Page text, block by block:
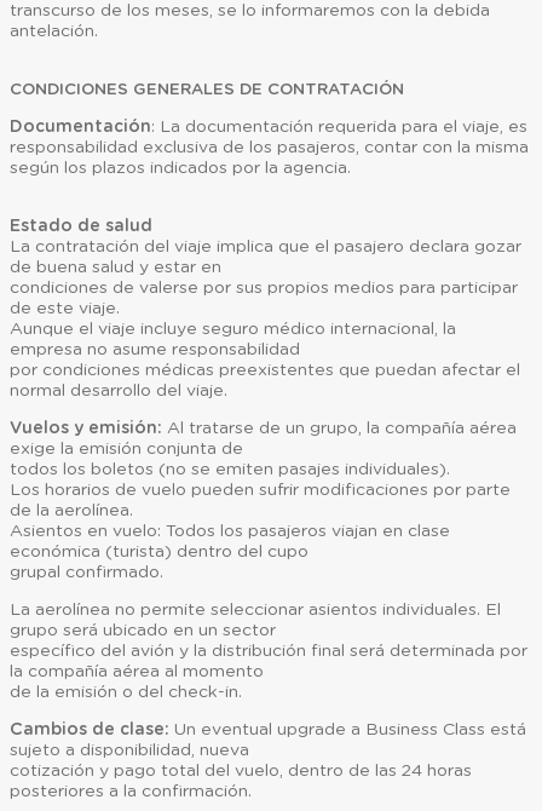
transcurso de los meses, se lo informaremos con la debida
antelación.
CONDICIONES GENERALES DE CONTRATACIÓN
Documentación: La documentación requerida para el viaje, es
responsabilidad exclusiva de los pasajeros, contar con la misma
según los plazos indicados por la agencia.
Estado de salud
La contratación del viaje implica que el pasajero declara gozar
de buena salud y estar en
condiciones de valerse por sus propios medios para participar
de este viaje.
Aunque el viaje incluye seguro médico internacional, la
empresa no asume responsabilidad
por condiciones médicas preexistentes que puedan afectar el
normal desarrollo del viaje.
Vuelos y emisión: Al tratarse de un grupo, la compañía aérea
exige la emisión conjunta de
todos los boletos (no se emiten pasajes individuales).
Los horarios de vuelo pueden sufrir modificaciones por parte
de la aerolínea.
Asientos en vuelo: Todos los pasajeros viajan en clase
económica (turista) dentro del cupo
grupal confirmado.
La aerolínea no permite seleccionar asientos individuales. El
grupo será ubicado en un sector
específico del avión y la distribución final será determinada por
la compañía aérea al momento
de la emisión o del check-in.
Cambios de clase: Un eventual upgrade a Business Class está
sujeto a disponibilidad, nueva
cotización y pago total del vuelo, dentro de las 24 horas
posteriores a la confirmación.